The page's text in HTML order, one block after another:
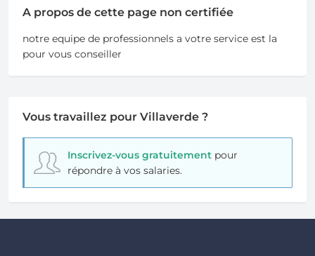
A propos de cette page non certifiée
notre equipe de professionnels a votre service est la
pour vous conseiller
Vous travaillez pour Villaverde ?
Inscrivez-vous gratuitementpour
répondre à vos salaries.